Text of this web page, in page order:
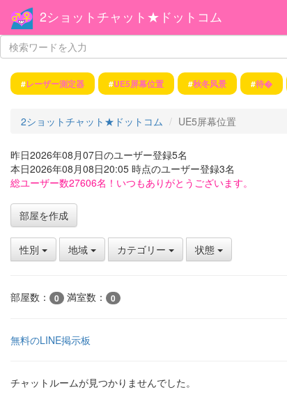
2ショットチャット★ドットコム
#レーザー測定器 #UE5屏幕位置 #秋冬风景 #待�
2ショットチャット★ドットコム UE5屏幕位置
昨日2026年08月07日のユーザー登録5名
本日2026年08月08日20:05 時点のユーザー登録3名
総ユーザー数27606名！いつもありがとうございます。
部屋を作成
性別 地域 カテゴリー 状態
部屋数： 0 満室数： 0
無料のLINE掲示板
チャットルームが見つかりませんでした。